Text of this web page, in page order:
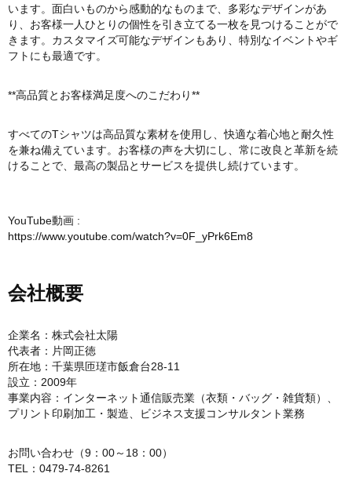
います。面白いものから感動的なものまで、多彩なデザインがあ
り、お客様一人ひとりの個性を引き立てる一枚を見つけることがで
きます。カスタマイズ可能なデザインもあり、特別なイベントやギ
フトにも最適です。
**高品質とお客様満足度へのこだわり**
すべてのTシャツは高品質な素材を使用し、快適な着心地と耐久性
を兼ね備えています。お客様の声を大切にし、常に改良と革新を続
けることで、最高の製品とサービスを提供し続けています。
YouTube動画 :
https://www.youtube.com/watch?v=0F_yPrk6Em8
会社概要
企業名：株式会社太陽
代表者：片岡正徳
所在地：千葉県匝瑳市飯倉台28-11
設立：2009年
事業内容：インターネット通信販売業（衣類・バッグ・雑貨類）、
プリント印刷加工・製造、ビジネス支援コンサルタント業務
お問い合わせ（9：00～18：00）
TEL：0479-74-8261